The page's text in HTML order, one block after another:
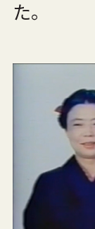
た。